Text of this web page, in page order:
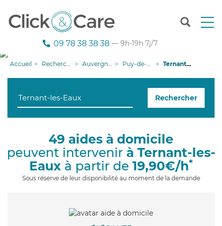
T
n
g
i
09 78 38 38 38 — 9h-19h 7j/7
Accueil Recherche aide à domicile Auvergne-Rhône-Alpes Puy-de-Dôme Ternant-les-Eaux
Rechercher
49 aides à domicile
peuvent intervenir à Ternant-les-
Eaux à partir de 19,90€/h*
Sous réserve de leur disponibilité au moment de la demande